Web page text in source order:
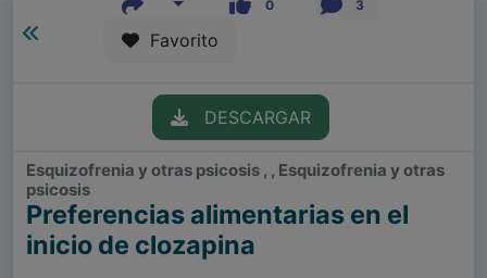
0 3
Favorito
DESCARGAR
Esquizofrenia y otras psicosis , , Esquizofrenia y otras
psicosis
Preferencias alimentarias en el
inicio de clozapina